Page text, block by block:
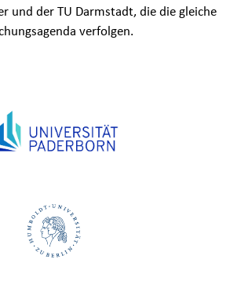
und der TU Darmstadt, die die gleiche
verfolgen.